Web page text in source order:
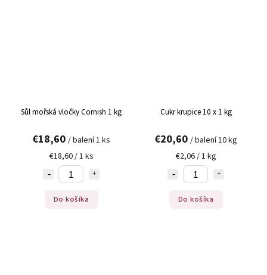
Sůl mořská vločky Cornish 1 kg
€18,60 / balení 1 ks
€18,60 / 1 ks
Do košíka
Cukr krupice 10 x 1 kg
€20,60 / balení 10 kg
€2,06 / 1 kg
Do košíka